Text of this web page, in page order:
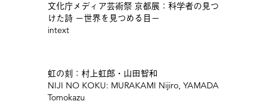
文化庁メディア芸術祭 京都展：科学者の見つ
けた詩 －世界を見つめる目－
intext
虹の刻：村上虹郎・山田智和
NIJI NO KOKU: MURAKAMI Nijiro, YAMADA
Tomokazu